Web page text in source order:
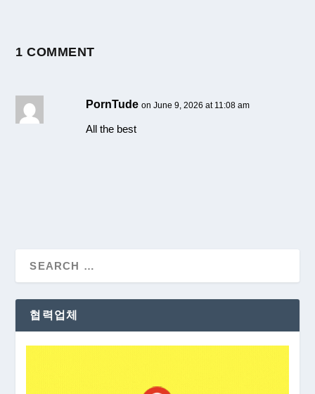
1 COMMENT
PornTude on June 9, 2026 at 11:08 am
All the best
협력업체